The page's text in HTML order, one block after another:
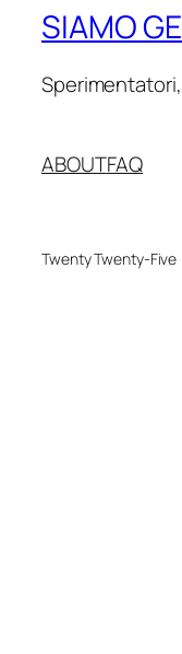
SIAMO
ABOUTFAQ
Twenty Twenty-Five